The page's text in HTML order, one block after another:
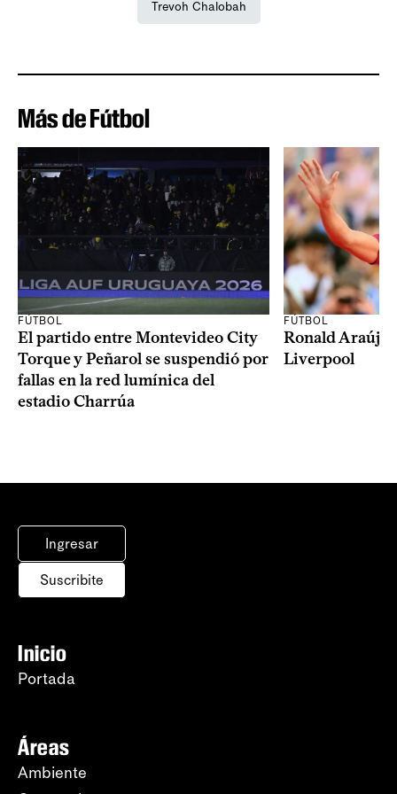
Trevoh Chalobah
Más de Fútbol
FÚTBOL
El partido entre Montevideo City
Torque y Peñarol se suspendió por
fallas en la red lumínica del
estadio Charrúa
FÚTBOL
Ronald Araújo
Liverpool
Ingresar
Suscribite
Inicio
Portada
Áreas
Ambiente